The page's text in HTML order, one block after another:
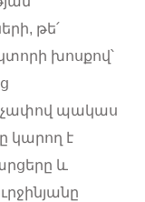
թե՛
խոսքով՝
չափով պակաս
կարող է
և